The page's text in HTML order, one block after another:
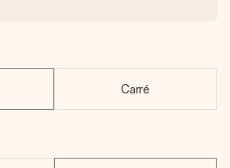
Carré